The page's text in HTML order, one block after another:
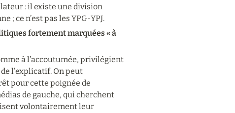
: il existe une division
; ce n’est pas les YPG-YPJ.
fortement marquées « à
à l’accoutumée, privilégient
l’explicatif. On peut
pour cette poignée de
de gauche, qui cherchent
volontairement leur